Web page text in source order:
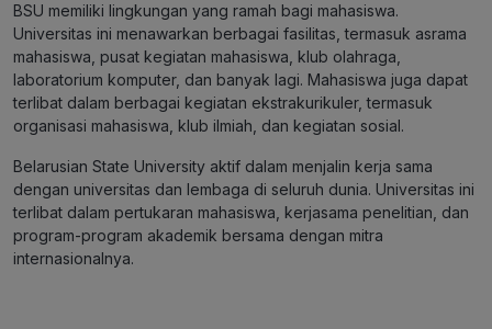
BSU memiliki lingkungan yang ramah bagi mahasiswa.
Universitas ini menawarkan berbagai fasilitas, termasuk asrama
mahasiswa, pusat kegiatan mahasiswa, klub olahraga,
laboratorium komputer, dan banyak lagi. Mahasiswa juga dapat
terlibat dalam berbagai kegiatan ekstrakurikuler, termasuk
organisasi mahasiswa, klub ilmiah, dan kegiatan sosial.
Belarusian State University aktif dalam menjalin kerja sama
dengan universitas dan lembaga di seluruh dunia. Universitas ini
terlibat dalam pertukaran mahasiswa, kerjasama penelitian, dan
program-program akademik bersama dengan mitra
internasionalnya.